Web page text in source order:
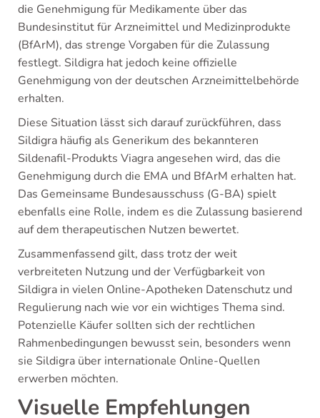
die Genehmigung für Medikamente über das
Bundesinstitut für Arzneimittel und Medizinprodukte
(BfArM), das strenge Vorgaben für die Zulassung
festlegt. Sildigra hat jedoch keine offizielle
Genehmigung von der deutschen Arzneimittelbehörde
erhalten.
Diese Situation lässt sich darauf zurückführen, dass
Sildigra häufig als Generikum des bekannteren
Sildenafil-Produkts Viagra angesehen wird, das die
Genehmigung durch die EMA und BfArM erhalten hat.
Das Gemeinsame Bundesausschuss (G-BA) spielt
ebenfalls eine Rolle, indem es die Zulassung basierend
auf dem therapeutischen Nutzen bewertet.
Zusammenfassend gilt, dass trotz der weit
verbreiteten Nutzung und der Verfügbarkeit von
Sildigra in vielen Online-Apotheken Datenschutz und
Regulierung nach wie vor ein wichtiges Thema sind.
Potenzielle Käufer sollten sich der rechtlichen
Rahmenbedingungen bewusst sein, besonders wenn
sie Sildigra über internationale Online-Quellen
erwerben möchten.
Visuelle Empfehlungen